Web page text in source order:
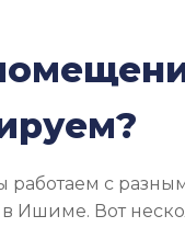
с
Ишиме. Вот